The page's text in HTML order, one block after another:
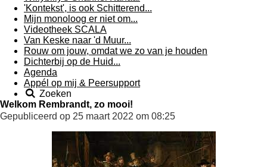
'Kontekst', is ook Schitterend...
Mijn monoloog er niet om...
Videotheek SCALA
Van Keske naar 'd Muur...
Rouw om jouw, omdat we zo van je houden
Dichterbij op de Huid...
Agenda
Appél op mij & Peersupport
Zoeken
Welkom Rembrandt, zo mooi!
Gepubliceerd op 25 maart 2022 om 08:25